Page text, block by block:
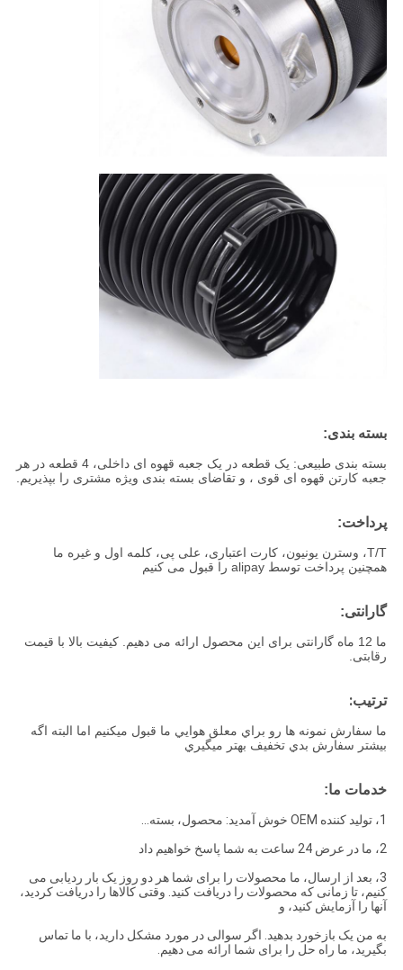
بسته بندی:
بسته بندی طبیعی: یک قطعه در یک جعبه قهوه ای داخلی، 4 قطعه در هر
جعبه کارتن قهوه ای قوی ، و تقاضای بسته بندی ویژه مشتری را بپذیریم.
پرداخت:
T/T، وسترن یونیون، کارت اعتباری، علی پی، کلمه اول و غیره ما
همچنین پرداخت توسط alipay را قبول می کنیم
گارانتی:
ما 12 ماه گارانتی برای این محصول ارائه می دهیم. کیفیت بالا با قیمت
رقابتی.
ترتيب:
ما سفارش نمونه ها رو براي معلق هوايي ما قبول ميکنيم اما البته اگه
بيشتر سفارش بدي تخفيف بهتر ميگيري
خدمات ما:
1، توليد کننده OEM خوش آمديد: محصول، بسته...
2، ما در عرض 24 ساعت به شما پاسخ خواهیم داد
3، بعد از ارسال، ما محصولات را برای شما هر دو روز یک بار ردیابی می
کنیم، تا زمانی که محصولات را دریافت کنید. وقتی کالاها را دریافت کردید،
آنها را آزمایش کنید، و
به من یک بازخورد بدهید. اگر سوالی در مورد مشکل دارید، با ما تماس
بگیرید، ما راه حل را برای شما ارائه می دهیم.